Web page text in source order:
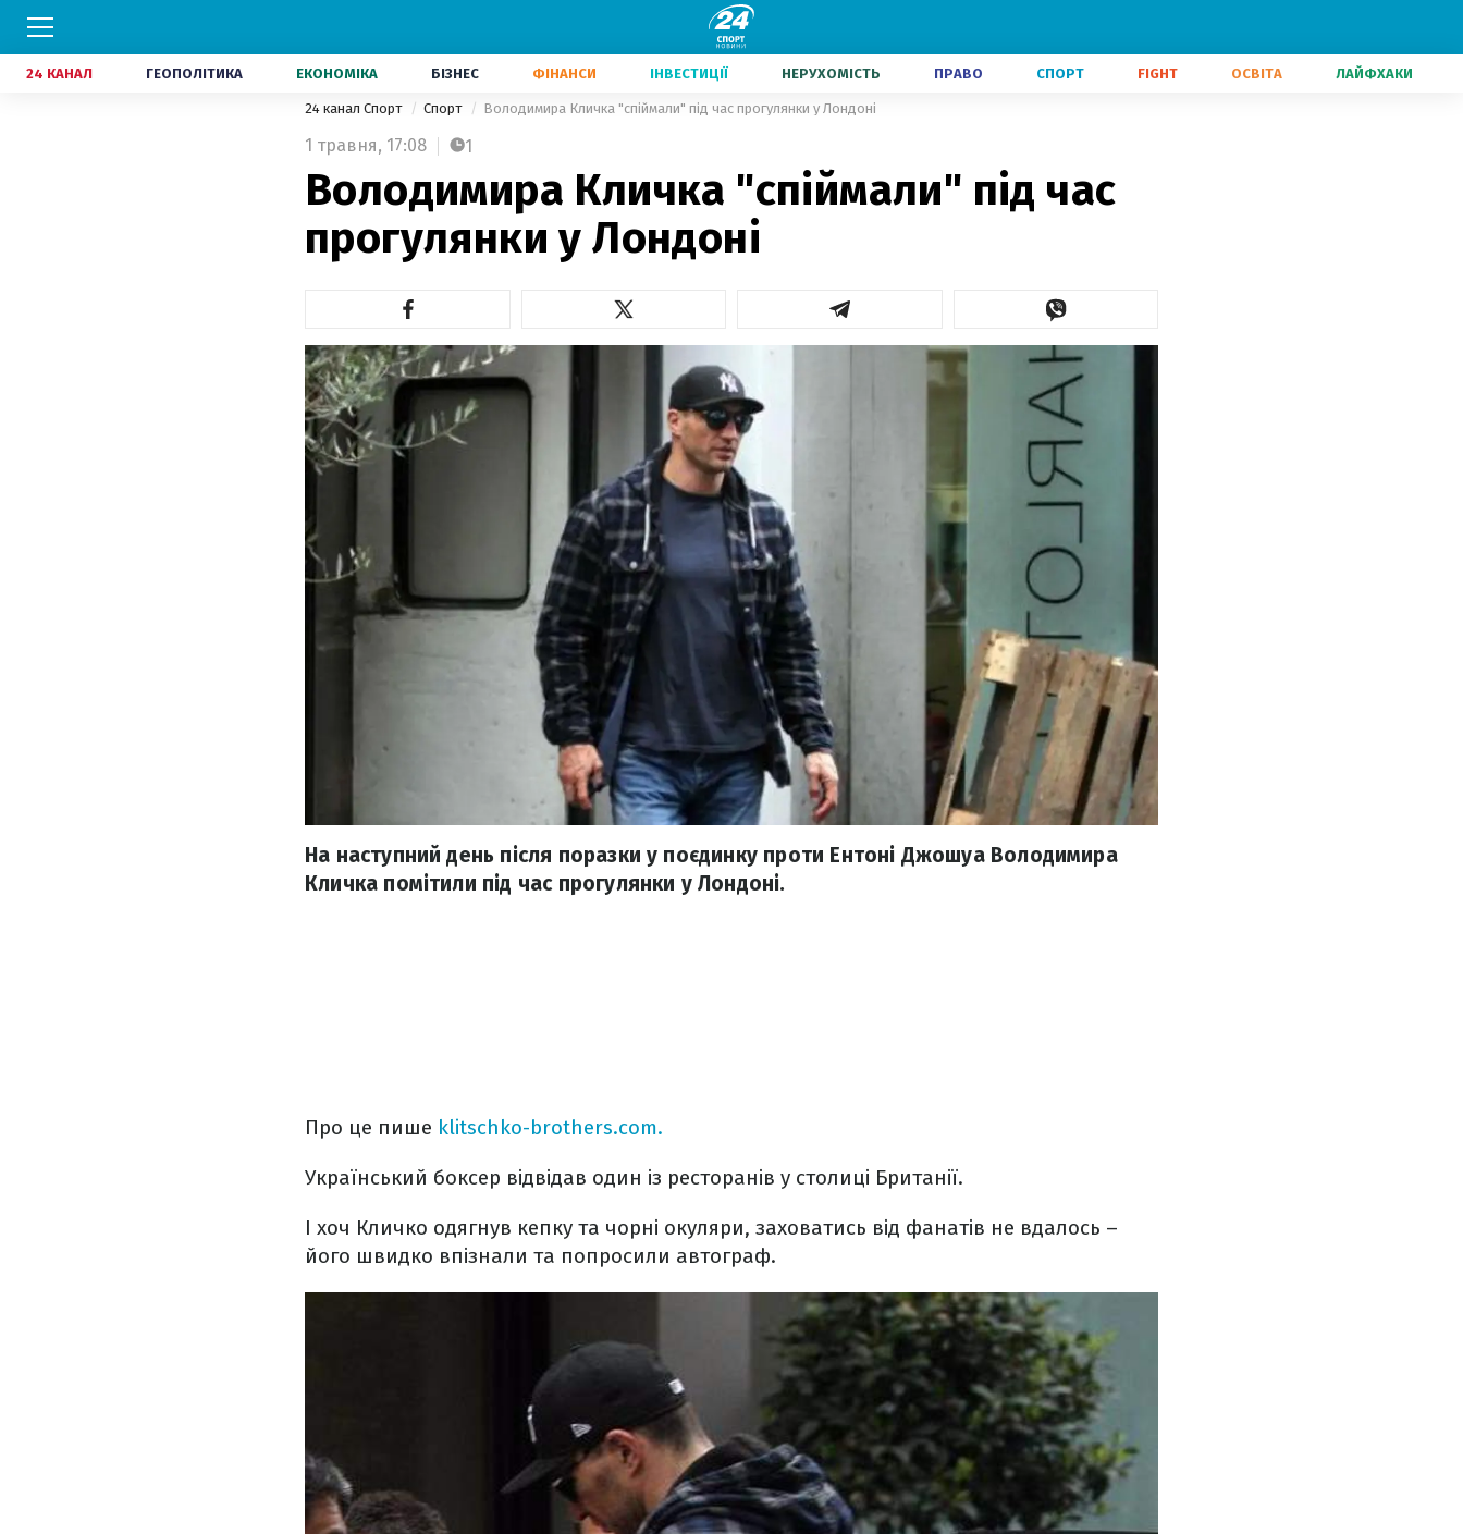
24 КАНАЛ ГЕОПОЛІТИКА ЕКОНОМІКА БІЗНЕС ФІНАНСИ ІНВЕСТИЦІЇ НЕРУХОМІСТЬ ПРАВО СПОРТ FIGHT ОСВІТА ЛАЙФХАКИ
24 канал Спорт Спорт Володимира Кличка "спіймали" під час прогулянки у Лондоні
1 травня, 17:08 1
Володимира Кличка "спіймали" під час
прогулянки у Лондоні
На наступний день після поразки у поєдинку проти Ентоні Джошуа Володимира
Кличка помітили під час прогулянки у Лондоні.
Про це пише klitschko-brothers.com.
Український боксер відвідав один із ресторанів у столиці Британії.
І хоч Кличко одягнув кепку та чорні окуляри, заховатись від фанатів не вдалось –
його швидко впізнали та попросили автограф.